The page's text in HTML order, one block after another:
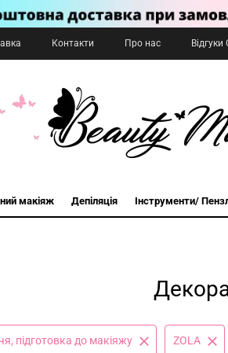
Контакти Про нас Відгуки
макіяж Депіляція Інструменти/
підготовка до макіяжу ZOLA